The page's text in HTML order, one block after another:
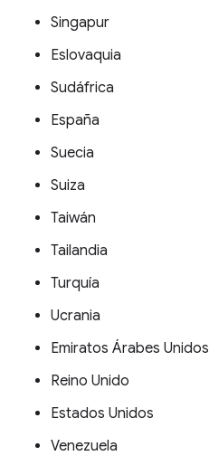
Singapur
Eslovaquia
Sudáfrica
España
Suecia
Suiza
Taiwán
Tailandia
Turquía
Ucrania
Emiratos Árabes Unidos
Reino Unido
Estados Unidos
Venezuela